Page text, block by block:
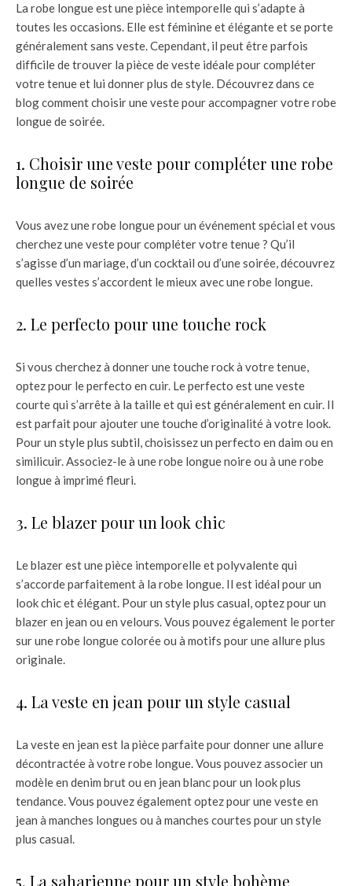
La robe longue est une pièce intemporelle qui s’adapte à
toutes les occasions. Elle est féminine et élégante et se porte
généralement sans veste. Cependant, il peut être parfois
difficile de trouver la pièce de veste idéale pour compléter
votre tenue et lui donner plus de style. Découvrez dans ce
blog comment choisir une veste pour accompagner votre robe
longue de soirée.
1. Choisir une veste pour compléter une robe
longue de soirée
Vous avez une robe longue pour un événement spécial et vous
cherchez une veste pour compléter votre tenue ? Qu’il
s’agisse d’un mariage, d’un cocktail ou d’une soirée, découvrez
quelles vestes s’accordent le mieux avec une robe longue.
2. Le perfecto pour une touche rock
Si vous cherchez à donner une touche rock à votre tenue,
optez pour le perfecto en cuir. Le perfecto est une veste
courte qui s’arrête à la taille et qui est généralement en cuir. Il
est parfait pour ajouter une touche d’originalité à votre look.
Pour un style plus subtil, choisissez un perfecto en daim ou en
similicuir. Associez-le à une robe longue noire ou à une robe
longue à imprimé fleuri.
3. Le blazer pour un look chic
Le blazer est une pièce intemporelle et polyvalente qui
s’accorde parfaitement à la robe longue. Il est idéal pour un
look chic et élégant. Pour un style plus casual, optez pour un
blazer en jean ou en velours. Vous pouvez également le porter
sur une robe longue colorée ou à motifs pour une allure plus
originale.
4. La veste en jean pour un style casual
La veste en jean est la pièce parfaite pour donner une allure
décontractée à votre robe longue. Vous pouvez associer un
modèle en denim brut ou en jean blanc pour un look plus
tendance. Vous pouvez également optez pour une veste en
jean à manches longues ou à manches courtes pour un style
plus casual.
5. La saharienne pour un style bohème